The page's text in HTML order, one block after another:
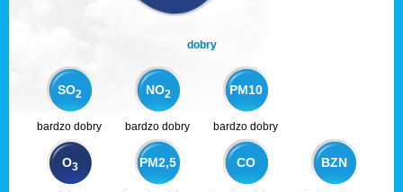
dobry
SO2 NO2 PM10
bardzo dobry bardzo dobry bardzo dobry
O3 PM2,5 CO BZN